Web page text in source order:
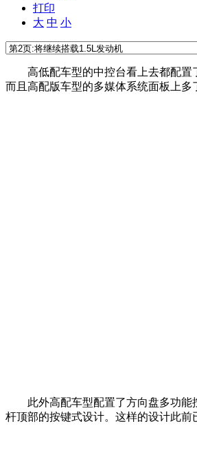
打印
大 中 小
高低配车型的中控台看上去都配置了
而且高配版车型的多媒体系统面板上多
此外高配车型配置了方向盘多功能按
杆顶部的按键式设计。这样的设计此前